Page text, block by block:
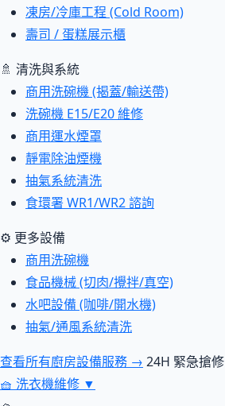
凍房/冷庫工程 (Cold Room)
壽司 / 蛋糕展示櫃
🚿 清洗與系統
商用洗碗機 (揭蓋/輸送帶)
洗碗機 E15/E20 維修
商用運水煙罩
靜電除油煙機
抽氣系統清洗
食環署 WR1/WR2 諮詢
⚙ 更多設備
商用洗碗機
食品機械 (切肉/攪拌/真空)
水吧設備 (咖啡/開水機)
抽氣/通風系統清洗
查看所有廚房設備服務 → 24H 緊急搶修
🧺 洗衣機維修 ▼